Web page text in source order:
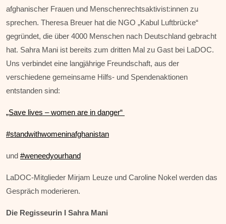
afghanischer Frauen und Menschenrechtsaktivist:innen zu
sprechen. Theresa Breuer hat die NGO „Kabul Luftbrücke“
gegründet, die über 4000 Menschen nach Deutschland gebracht
hat. Sahra Mani ist bereits zum dritten Mal zu Gast bei LaDOC.
Uns verbindet eine langjährige Freundschaft, aus der
verschiedene gemeinsame Hilfs- und Spendenaktionen
entstanden sind:
„Save lives – women are in danger“
#standwithwomeninafghanistan
und #weneedyourhand
LaDOC-Mitglieder Mirjam Leuze und Caroline Nokel werden das
Gespräch moderieren.
Die Regisseurin I Sahra Mani